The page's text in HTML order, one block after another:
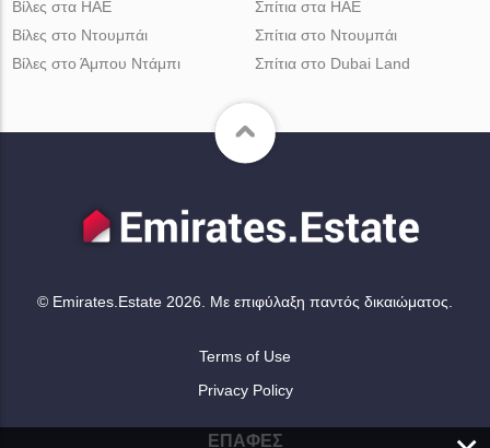
Βίλες στα ΗΑΕ
Βίλες στο Ντουμπάι
Βίλες στο Άμπου Ντάμπι
Σπίτια στα ΗΑΕ
Σπίτια στο Ντουμπάι
Σπίτια στο Dubai Land
© Emirates.Estate 2026. Με επιφύλαξη παντός δικαιώματος.
Terms of Use
Privacy Policy
ΕΠΑΦΈΣ